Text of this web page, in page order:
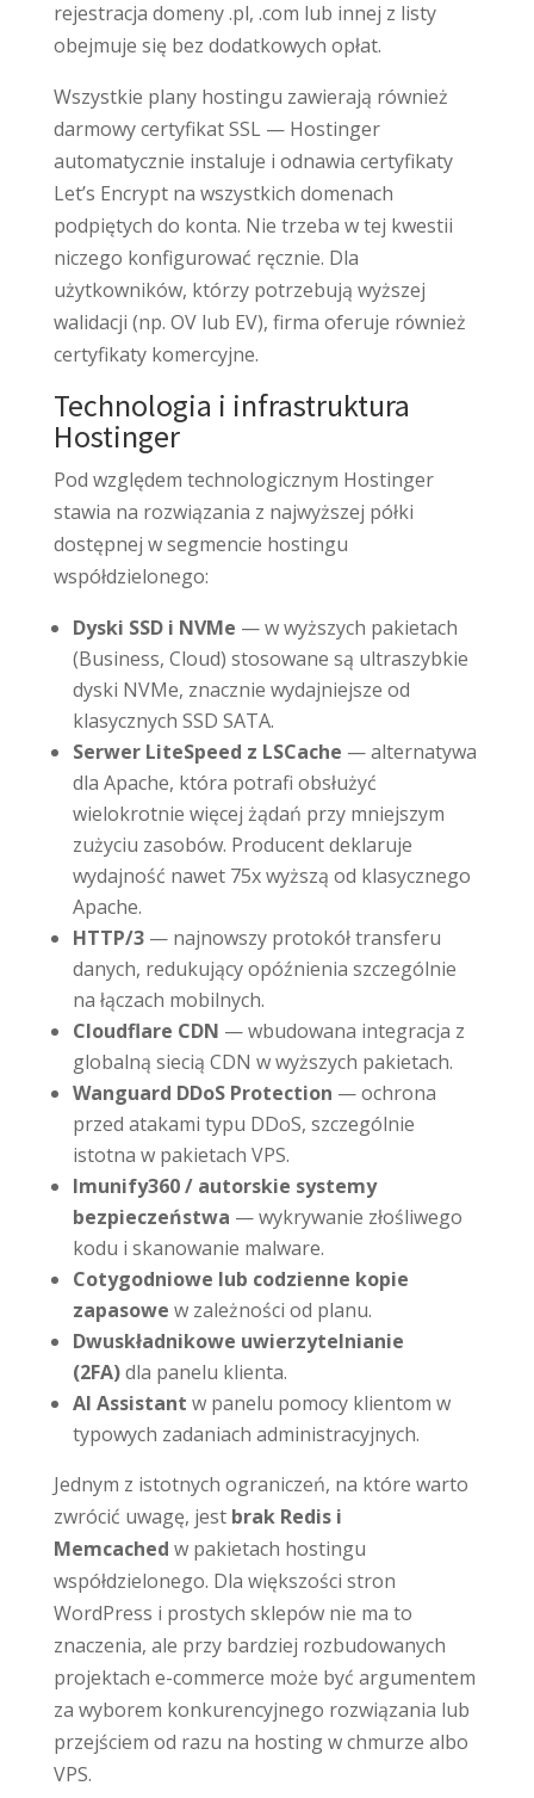
rejestracja domeny .pl, .com lub innej z listy
obejmuje się bez dodatkowych opłat.
Wszystkie plany hostingu zawierają również
darmowy certyfikat SSL — Hostinger
automatycznie instaluje i odnawia certyfikaty
Let’s Encrypt na wszystkich domenach
podpiętych do konta. Nie trzeba w tej kwestii
niczego konfigurować ręcznie. Dla
użytkowników, którzy potrzebują wyższej
walidacji (np. OV lub EV), firma oferuje również
certyfikaty komercyjne.
Technologia i infrastruktura
Hostinger
Pod względem technologicznym Hostinger
stawia na rozwiązania z najwyższej półki
dostępnej w segmencie hostingu
współdzielonego:
Dyski SSD i NVMe — w wyższych pakietach
(Business, Cloud) stosowane są ultraszybkie
dyski NVMe, znacznie wydajniejsze od
klasycznych SSD SATA.
Serwer LiteSpeed z LSCache — alternatywa
dla Apache, która potrafi obsłużyć
wielokrotnie więcej żądań przy mniejszym
zużyciu zasobów. Producent deklaruje
wydajność nawet 75x wyższą od klasycznego
Apache.
HTTP/3 — najnowszy protokół transferu
danych, redukujący opóźnienia szczególnie
na łączach mobilnych.
Cloudflare CDN — wbudowana integracja z
globalną siecią CDN w wyższych pakietach.
Wanguard DDoS Protection — ochrona
przed atakami typu DDoS, szczególnie
istotna w pakietach VPS.
Imunify360 / autorskie systemy
bezpieczeństwa — wykrywanie złośliwego
kodu i skanowanie malware.
Cotygodniowe lub codzienne kopie
zapasowe w zależności od planu.
Dwuskładnikowe uwierzytelnianie
(2FA)dla panelu klienta.
AI Assistant w panelu pomocy klientom w
typowych zadaniach administracyjnych.
Jednym z istotnych ograniczeń, na które warto
zwrócić uwagę, jest brak Redis i
Memcached w pakietach hostingu
współdzielonego. Dla większości stron
WordPress i prostych sklepów nie ma to
znaczenia, ale przy bardziej rozbudowanych
projektach e-commerce może być argumentem
za wyborem konkurencyjnego rozwiązania lub
przejściem od razu na hosting w chmurze albo
VPS.